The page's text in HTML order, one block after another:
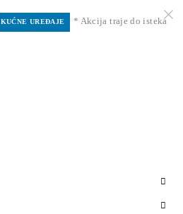
KUĆNE UREĐAJE
* Akcija traje do isteka